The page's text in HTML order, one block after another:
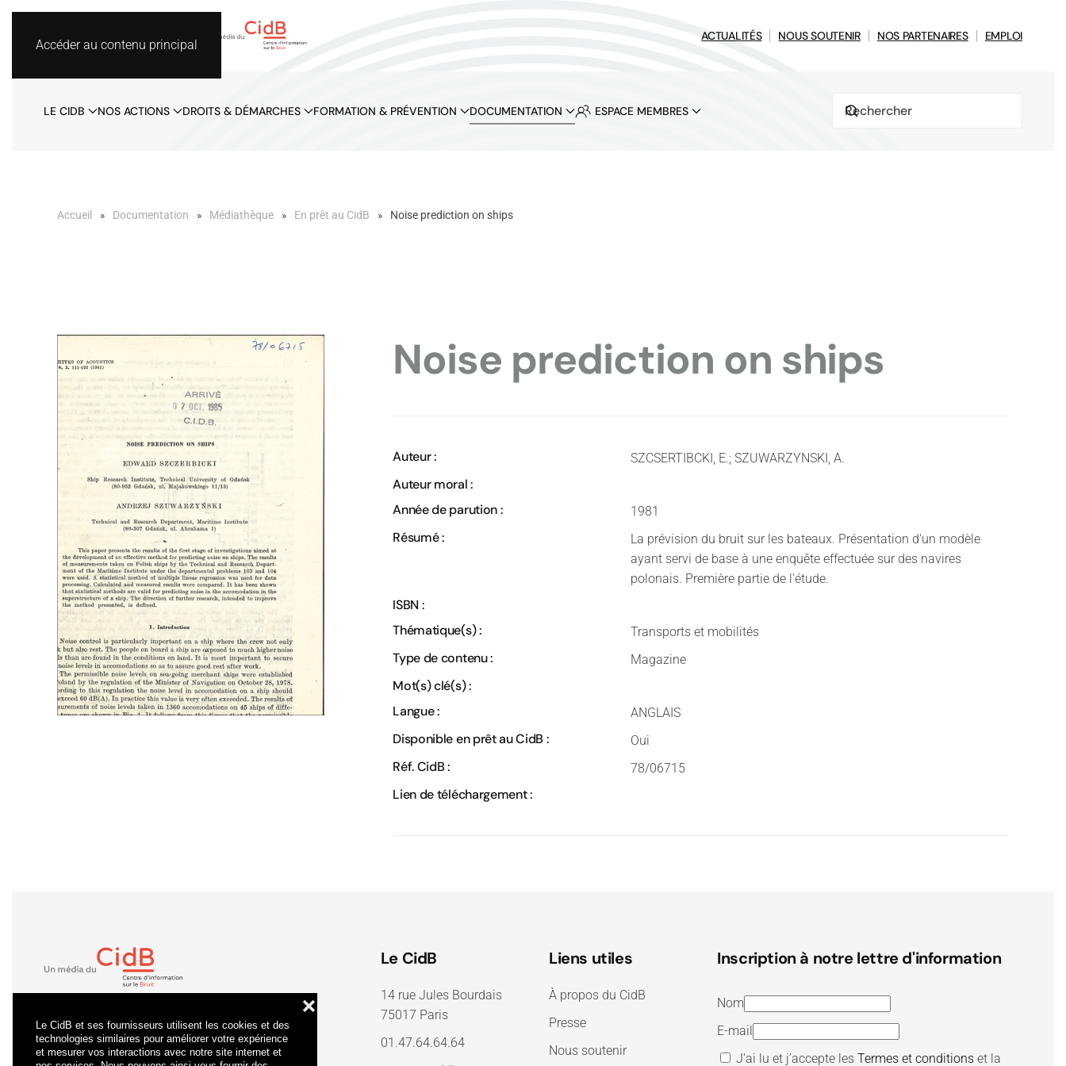
Le CidB et ses fournisseurs utilisent les cookies et des
technologies similaires pour améliorer votre expérience
et mesurer vos interactions avec notre site internet et
❌
Accéder au contenu principal
ACTUALITÉS NOUS SOUTENIR NOS PARTENAIRES EMPLOI
LE CIDB NOS ACTIONS DROITS & DÉMARCHES FORMATION & PRÉVENTION DOCUMENTATION ESPACE MEMBRES
Accueil Documentation Médiathèque En prêt au CidB Noise prediction on ships
Noise prediction on ships
Auteur : SZCSERTIBCKI, E.; SZUWARZYNSKI, A.
Auteur moral :
Année de parution :
1981
Résumé :
La prévision du bruit sur les bateaux. Présentation d'un modèle
ayant servi de base à une enquête effectuée sur des navires
polonais. Première partie de l'étude.
ISBN :
Thématique(s) :
Transports et mobilités
Type de contenu : Magazine
Mot(s) clé(s) :
Langue :
ANGLAIS
Disponible en prêt au CidB : Oui
Réf. CidB : 78/06715
Lien de téléchargement :
Le CidB
14 rue Jules Bourdais
75017 Paris
01.47.64.64.64
Liens utiles
À propos du CidB
Presse
Nous soutenir
Inscription à notre lettre d'information
Nom
E-mail
J’ai lu et j’accepte lesTermes et conditions et la